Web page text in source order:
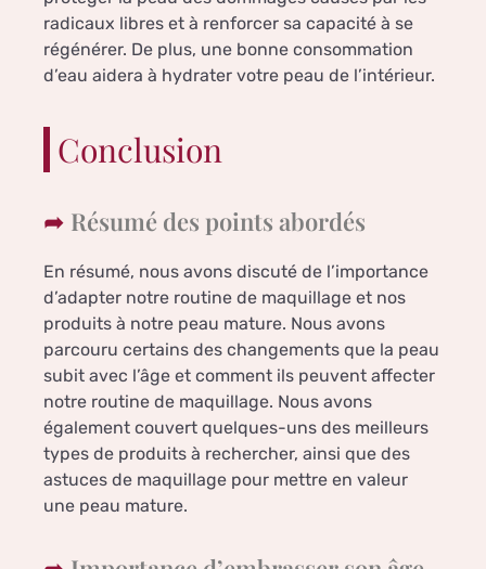
radicaux libres et à renforcer sa capacité à se
régénérer. De plus, une bonne consommation
d’eau aidera à hydrater votre peau de l’intérieur.
Conclusion
Résumé des points abordés
En résumé, nous avons discuté de l’importance
d’adapter notre routine de maquillage et nos
produits à notre peau mature. Nous avons
parcouru certains des changements que la peau
subit avec l’âge et comment ils peuvent affecter
notre routine de maquillage. Nous avons
également couvert quelques-uns des meilleurs
types de produits à rechercher, ainsi que des
astuces de maquillage pour mettre en valeur
une peau mature.